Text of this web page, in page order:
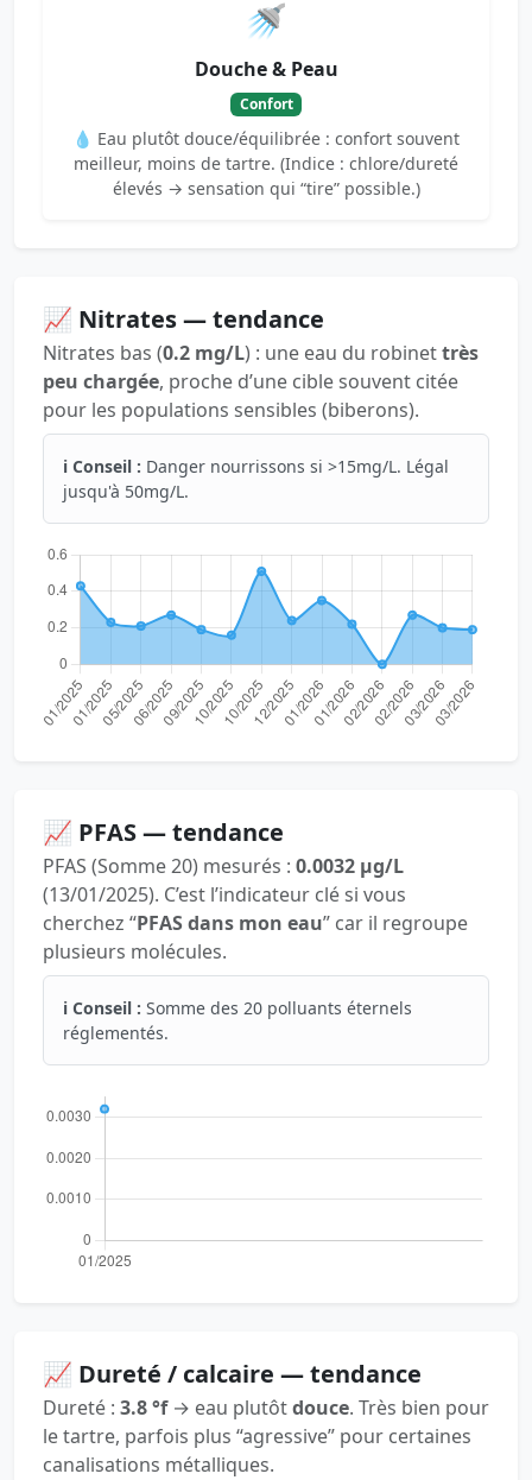
🚿
Douche & Peau
Confort
💧 Eau plutôt douce/équilibrée : confort souvent
meilleur, moins de tartre. (Indice : chlore/dureté
élevés → sensation qui “tire” possible.)
📈 Nitrates — tendance
Nitrates bas (0.2 mg/L) : une eau du robinettrès
peu chargée, proche d’une cible souvent citée
pour les populations sensibles (biberons).
ℹ️ Conseil : Danger nourrissons si >15mg/L. Légal
jusqu'à 50mg/L.
📈 PFAS — tendance
PFAS (Somme 20) mesurés : 0.0032 µg/L
(13/01/2025). C’est l’indicateur clé si vous
cherchez “PFAS dans mon eau” car il regroupe
plusieurs molécules.
ℹ️ Conseil : Somme des 20 polluants éternels
réglementés.
📈 Dureté / calcaire — tendance
Dureté : 3.8 °f→ eau plutôtdouce. Très bien pour
le tartre, parfois plus “agressive” pour certaines
canalisations métalliques.